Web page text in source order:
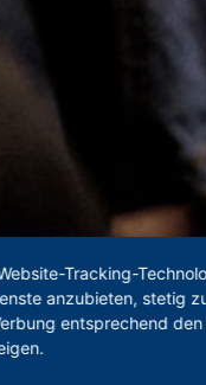
der guten Noten?
Tracking-
anzubieten, stetig
entsprechend